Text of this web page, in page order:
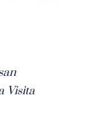
Visita